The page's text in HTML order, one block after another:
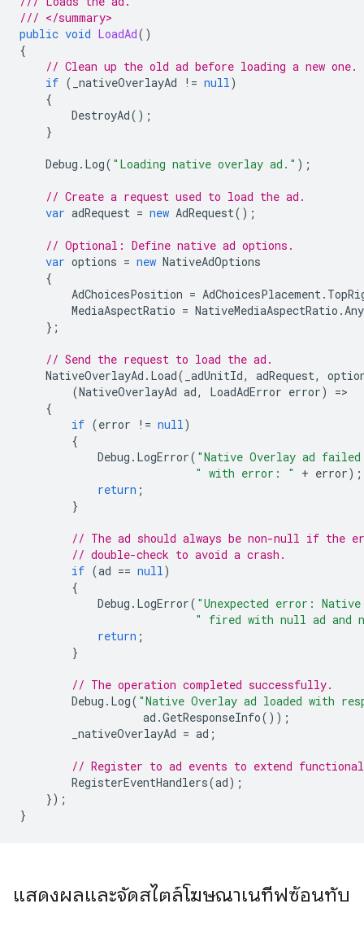
/// </summary>
public void LoadAd()
{
// Clean up the old ad before loading a new one.
if ( _nativeOverlayAd != null)
{
DestroyAd();
}
Debug . Log( "Loading native overlay ad." );
// Create a request used to load the ad.
var adRequest = new AdRequest();
// Optional: Define native ad options.
var options = new NativeAdOptions
{
AdChoicesPosition = AdChoicesPlacement.
MediaAspectRatio = NativeMediaAspectRatio .Any
};
// Send the request to load the ad.
NativeOverlayAd . Load( _adUnitId, adRequest,
(NativeOverlayAd ad, LoadAdError error) =
{
if (error != null)
{
Debug . LogError( "Native Overlay ad
" with error: "
+ error);
return ;
}
// The ad should always be non-null if the
// double-check to avoid a crash.
if (ad == null)
{
Debug . LogError( "Unexpected error:
" fired with null ad and
return ;
}
// The operation completed successfully.
Debug . Log( "Native Overlay ad loaded with
ad .GetResponseInfo());
_nativeOverlayAd = ad ;
// Register to ad events to extend
RegisterEventHandlers(ad);
});
}
แสดงผลและจัดสไตล์โฆษณาเนทีฟซ้อนทับ